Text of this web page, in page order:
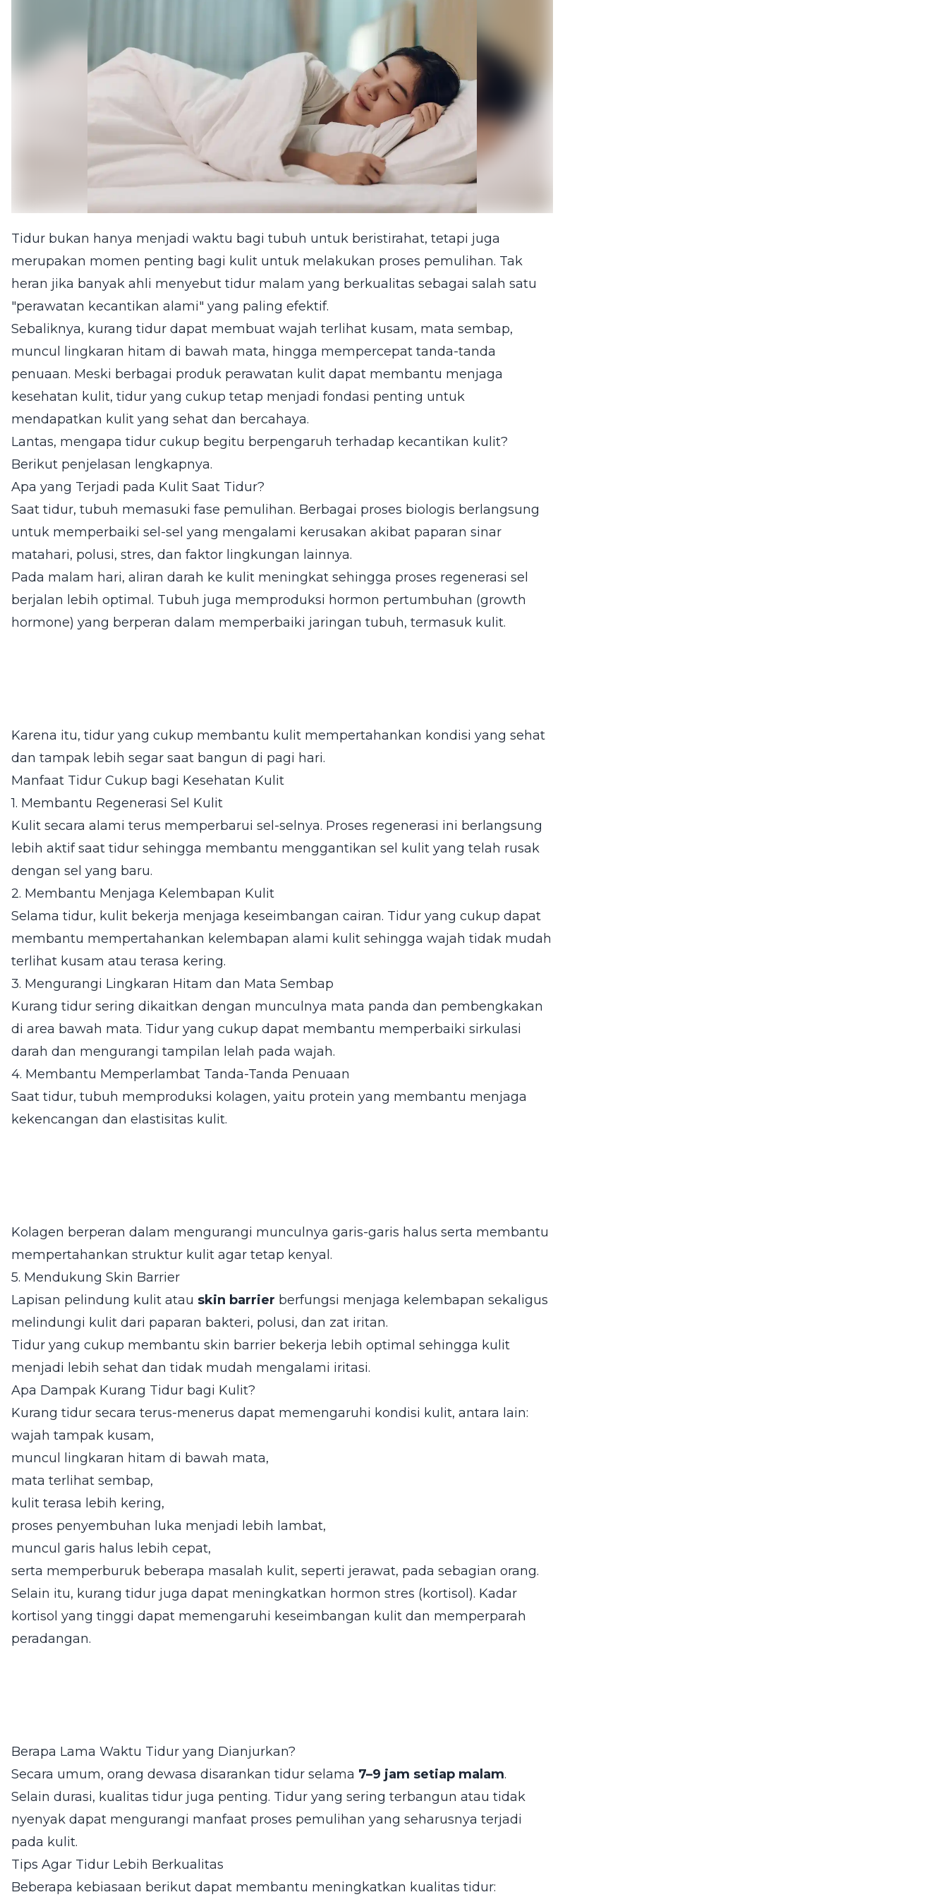
Tidur bukan hanya menjadi waktu bagi tubuh untuk beristirahat, tetapi juga
merupakan momen penting bagi kulit untuk melakukan proses pemulihan. Tak
heran jika banyak ahli menyebut tidur malam yang berkualitas sebagai salah satu
"perawatan kecantikan alami" yang paling efektif.
Sebaliknya, kurang tidur dapat membuat wajah terlihat kusam, mata sembap,
muncul lingkaran hitam di bawah mata, hingga mempercepat tanda-tanda
penuaan. Meski berbagai produk perawatan kulit dapat membantu menjaga
kesehatan kulit, tidur yang cukup tetap menjadi fondasi penting untuk
mendapatkan kulit yang sehat dan bercahaya.
Lantas, mengapa tidur cukup begitu berpengaruh terhadap kecantikan kulit?
Berikut penjelasan lengkapnya.
Apa yang Terjadi pada Kulit Saat Tidur?
Saat tidur, tubuh memasuki fase pemulihan. Berbagai proses biologis berlangsung
untuk memperbaiki sel-sel yang mengalami kerusakan akibat paparan sinar
matahari, polusi, stres, dan faktor lingkungan lainnya.
Pada malam hari, aliran darah ke kulit meningkat sehingga proses regenerasi sel
berjalan lebih optimal. Tubuh juga memproduksi hormon pertumbuhan (growth
hormone) yang berperan dalam memperbaiki jaringan tubuh, termasuk kulit.
Karena itu, tidur yang cukup membantu kulit mempertahankan kondisi yang sehat
dan tampak lebih segar saat bangun di pagi hari.
Manfaat Tidur Cukup bagi Kesehatan Kulit
1. Membantu Regenerasi Sel Kulit
Kulit secara alami terus memperbarui sel-selnya. Proses regenerasi ini berlangsung
lebih aktif saat tidur sehingga membantu menggantikan sel kulit yang telah rusak
dengan sel yang baru.
2. Membantu Menjaga Kelembapan Kulit
Selama tidur, kulit bekerja menjaga keseimbangan cairan. Tidur yang cukup dapat
membantu mempertahankan kelembapan alami kulit sehingga wajah tidak mudah
terlihat kusam atau terasa kering.
3. Mengurangi Lingkaran Hitam dan Mata Sembap
Kurang tidur sering dikaitkan dengan munculnya mata panda dan pembengkakan
di area bawah mata. Tidur yang cukup dapat membantu memperbaiki sirkulasi
darah dan mengurangi tampilan lelah pada wajah.
4. Membantu Memperlambat Tanda-Tanda Penuaan
Saat tidur, tubuh memproduksi kolagen, yaitu protein yang membantu menjaga
kekencangan dan elastisitas kulit.
Kolagen berperan dalam mengurangi munculnya garis-garis halus serta membantu
mempertahankan struktur kulit agar tetap kenyal.
5. Mendukung Skin Barrier
Lapisan pelindung kulit atau skin barrier berfungsi menjaga kelembapan sekaligus
melindungi kulit dari paparan bakteri, polusi, dan zat iritan.
Tidur yang cukup membantu skin barrier bekerja lebih optimal sehingga kulit
menjadi lebih sehat dan tidak mudah mengalami iritasi.
Apa Dampak Kurang Tidur bagi Kulit?
Kurang tidur secara terus-menerus dapat memengaruhi kondisi kulit, antara lain:
wajah tampak kusam,
muncul lingkaran hitam di bawah mata,
mata terlihat sembap,
kulit terasa lebih kering,
proses penyembuhan luka menjadi lebih lambat,
muncul garis halus lebih cepat,
serta memperburuk beberapa masalah kulit, seperti jerawat, pada sebagian orang.
Selain itu, kurang tidur juga dapat meningkatkan hormon stres (kortisol). Kadar
kortisol yang tinggi dapat memengaruhi keseimbangan kulit dan memperparah
peradangan.
Berapa Lama Waktu Tidur yang Dianjurkan?
Secara umum, orang dewasa disarankan tidur selama 7–9 jam setiap malam.
Selain durasi, kualitas tidur juga penting. Tidur yang sering terbangun atau tidak
nyenyak dapat mengurangi manfaat proses pemulihan yang seharusnya terjadi
pada kulit.
Tips Agar Tidur Lebih Berkualitas
Beberapa kebiasaan berikut dapat membantu meningkatkan kualitas tidur: